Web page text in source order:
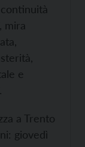
mira
e
a Trento
giovedì